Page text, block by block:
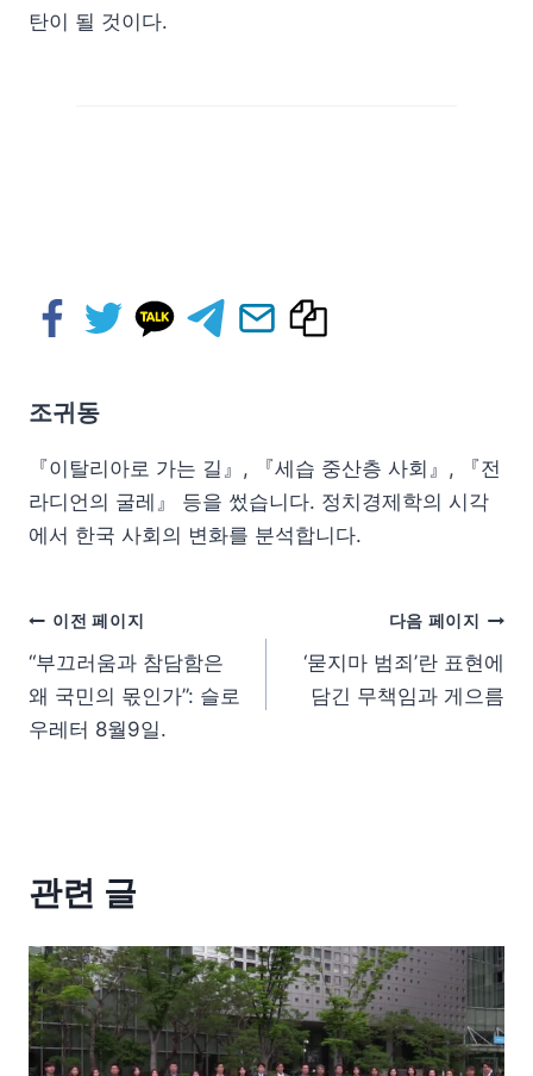
탄이 될 것이다.
조귀동
『이탈리아로 가는 길』, 『세습 중산층 사회』, 『전
라디언의 굴레』 등을 썼습니다. 정치경제학의 시각
에서 한국 사회의 변화를 분석합니다.
이전 페이지
“부끄러움과 참담함은
왜 국민의 몫인가”: 슬로
우레터 8월9일.
다음 페이지
‘묻지마 범죄’란 표현에
담긴 무책임과 게으름
관련 글